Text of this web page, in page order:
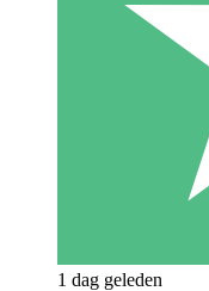
1 dag geleden